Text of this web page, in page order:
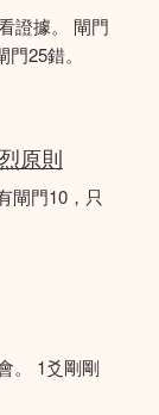
證據。 閘門
25錯。
原則
閘門10，只
。 1爻剛剛